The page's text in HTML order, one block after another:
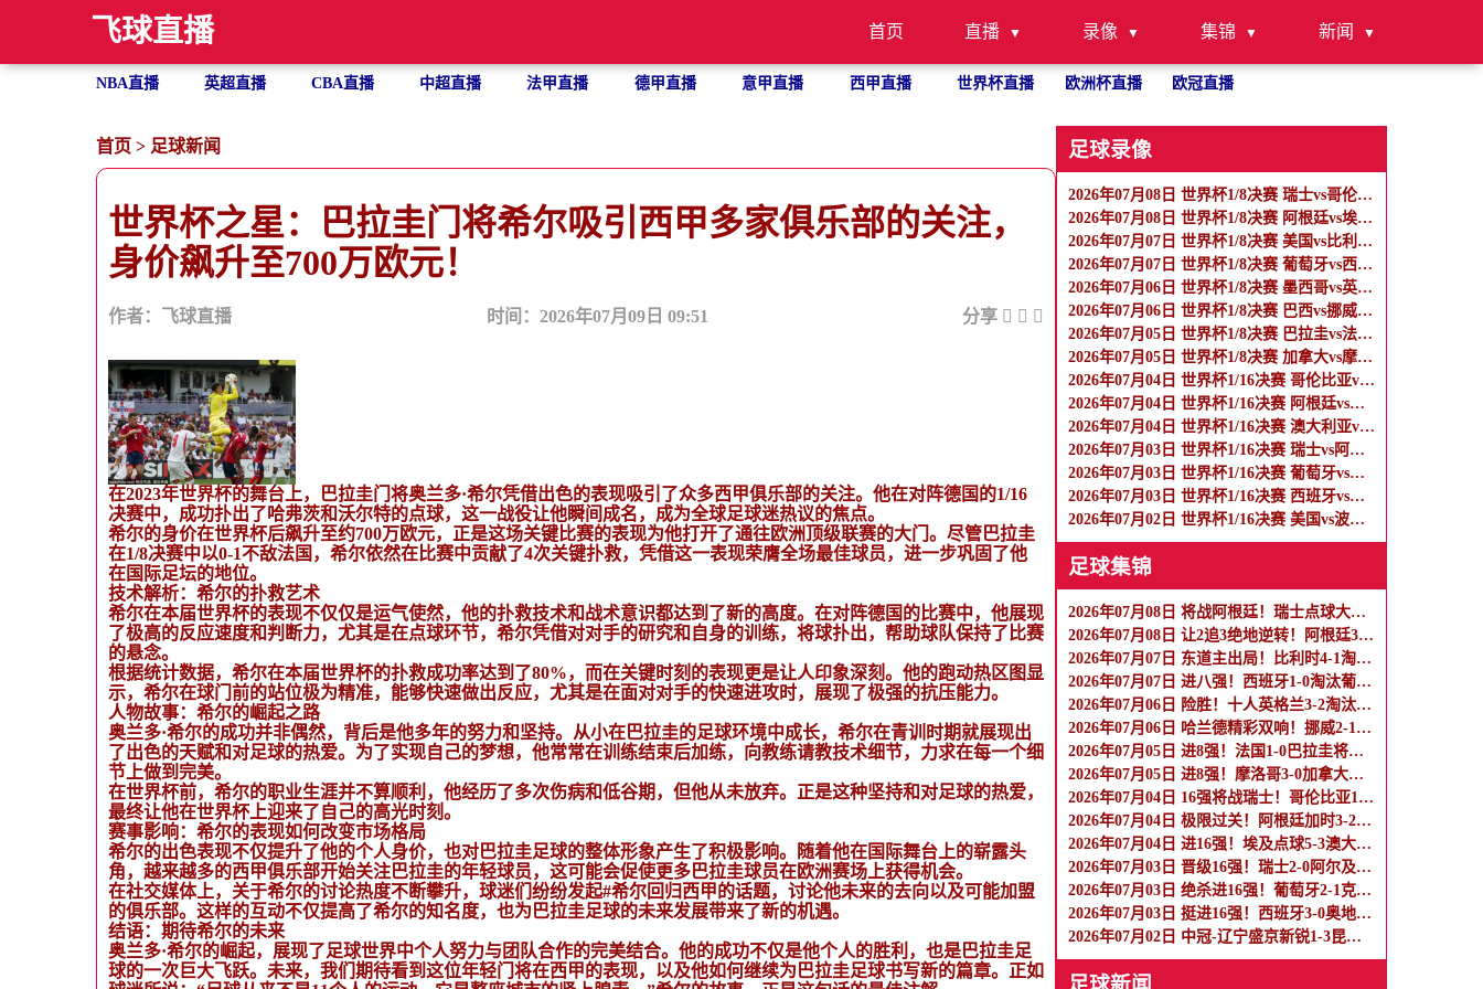
飞球直播 首页 直播 录像 集锦 新闻
NBA直播 英超直播 CBA直播 中超直播 法甲直播 德甲直播 意甲直播 西甲直播 世界杯直播 欧洲杯直播 欧冠直播
首页 > 足球新闻
世界杯之星：巴拉圭门将希尔吸引西甲多家俱乐部的关注，
身价飙升至700万欧元！
作者：飞球直播 时间：2026年07月09日 09:51 分享
在2023年世界杯的舞台上，巴拉圭门将奥兰多·希尔凭借出色的表现吸引了众多西甲俱乐部的关注。他在对阵德国的1/16
决赛中，成功扑出了哈弗茨和沃尔特的点球，这一战役让他瞬间成名，成为全球足球迷热议的焦点。
希尔的身价在世界杯后飙升至约700万欧元，正是这场关键比赛的表现为他打开了通往欧洲顶级联赛的大门。尽管巴拉圭
在1/8决赛中以0-1不敌法国，希尔依然在比赛中贡献了4次关键扑救，凭借这一表现荣膺全场最佳球员，进一步巩固了他
在国际足坛的地位。
技术解析：希尔的扑救艺术
希尔在本届世界杯的表现不仅仅是运气使然，他的扑救技术和战术意识都达到了新的高度。在对阵德国的比赛中，他展现
了极高的反应速度和判断力，尤其是在点球环节，希尔凭借对对手的研究和自身的训练，将球扑出，帮助球队保持了比赛
的悬念。
根据统计数据，希尔在本届世界杯的扑救成功率达到了80%，而在关键时刻的表现更是让人印象深刻。他的跑动热区图显
示，希尔在球门前的站位极为精准，能够快速做出反应，尤其是在面对对手的快速进攻时，展现了极强的抗压能力。
人物故事：希尔的崛起之路
奥兰多·希尔的成功并非偶然，背后是他多年的努力和坚持。从小在巴拉圭的足球环境中成长，希尔在青训时期就展现出
了出色的天赋和对足球的热爱。为了实现自己的梦想，他常常在训练结束后加练，向教练请教技术细节，力求在每一个细
节上做到完美。
在世界杯前，希尔的职业生涯并不算顺利，他经历了多次伤病和低谷期，但他从未放弃。正是这种坚持和对足球的热爱，
最终让他在世界杯上迎来了自己的高光时刻。
赛事影响：希尔的表现如何改变市场格局
希尔的出色表现不仅提升了他的个人身价，也对巴拉圭足球的整体形象产生了积极影响。随着他在国际舞台上的崭露头
角，越来越多的西甲俱乐部开始关注巴拉圭的年轻球员，这可能会促使更多巴拉圭球员在欧洲赛场上获得机会。
在社交媒体上，关于希尔的讨论热度不断攀升，球迷们纷纷发起#希尔回归西甲的话题，讨论他未来的去向以及可能加盟
的俱乐部。这样的互动不仅提高了希尔的知名度，也为巴拉圭足球的未来发展带来了新的机遇。
结语：期待希尔的未来
奥兰多·希尔的崛起，展现了足球世界中个人努力与团队合作的完美结合。他的成功不仅是他个人的胜利，也是巴拉圭足
球的一次巨大飞跃。未来，我们期待看到这位年轻门将在西甲的表现，以及他如何继续为巴拉圭足球书写新的篇章。正如
足球录像
2026年07月08日 世界杯1/8决赛 瑞士vs哥伦比亚 全场录像
2026年07月08日 世界杯1/8决赛 阿根廷vs埃及 全场录像
2026年07月07日 世界杯1/8决赛 美国vs比利时 全场录像
2026年07月07日 世界杯1/8决赛 葡萄牙vs西班牙 全场录像
2026年07月06日 世界杯1/8决赛 墨西哥vs英格兰 全场录像
2026年07月06日 世界杯1/8决赛 巴西vs挪威 全场录像
2026年07月05日 世界杯1/8决赛 巴拉圭vs法国 全场录像
2026年07月05日 世界杯1/8决赛 加拿大vs摩洛哥 全场录像
2026年07月04日 世界杯1/16决赛 哥伦比亚vs加纳 全场录像
2026年07月04日 世界杯1/16决赛 阿根廷vs佛得角 全场录像
2026年07月04日 世界杯1/16决赛 澳大利亚vs埃及 全场录像
2026年07月03日 世界杯1/16决赛 瑞士vs阿尔及利亚 全场录像
2026年07月03日 世界杯1/16决赛 葡萄牙vs克罗地亚 全场录像
2026年07月03日 世界杯1/16决赛 西班牙vs奥地利 全场录像
2026年07月02日 世界杯1/16决赛 美国vs波黑 全场录像
足球集锦
2026年07月08日 将战阿根廷！瑞士点球大战4-3淘汰哥伦比亚 D·桑切斯、库乔失点
2026年07月08日 让2追3绝地逆转！阿根廷3-2绝杀埃及进8强 梅西传射+失点恩佐绝杀
2026年07月07日 东道主出局！比利时4-1淘汰美国 CDK2射1传 巴洛贡补时被换下
2026年07月07日 进八强！西班牙1-0淘汰葡萄牙 梅里诺91分钟绝杀41岁C罗最后一舞
2026年07月06日 险胜！十人英格兰3-2淘汰墨西哥 贝林双响凯恩点射+送点宽萨直红
2026年07月06日 哈兰德精彩双响！挪威2-1淘汰五星巴西 内马尔点射吉马良斯失点
2026年07月05日 进8强！法国1-0巴拉圭将战摩洛哥 姆巴佩点射杜埃造点主裁引争议
2026年07月05日 进8强！摩洛哥3-0加拿大将战法国 乌纳希双响迪亚斯两助
2026年07月04日 16强将战瑞士！哥伦比亚1-0加纳 阿里亚斯制胜迪亚斯失良机
2026年07月04日 极限过关！阿根廷加时3-2佛得角将战埃及 梅西破门罗梅罗造乌龙
2026年07月04日 进16强！埃及点球5-3澳大利亚 澳大利亚119分钟换门将埃及4罚全中
2026年07月03日 晋级16强！瑞士2-0阿尔及利亚 恩博洛恩多耶建功20岁曼赞比献助攻
2026年07月03日 绝杀进16强！葡萄牙2-1克罗地亚 C罗淘汰赛首球G·拉莫斯补时绝杀
2026年07月03日 挺进16强！西班牙3-0奥地利 奥亚萨瓦尔双响库库两助+进球被吹
2026年07月02日 中冠-辽宁盛京新锐1-3昆山张浦竞技 徐永乐梅开二度
足球新闻